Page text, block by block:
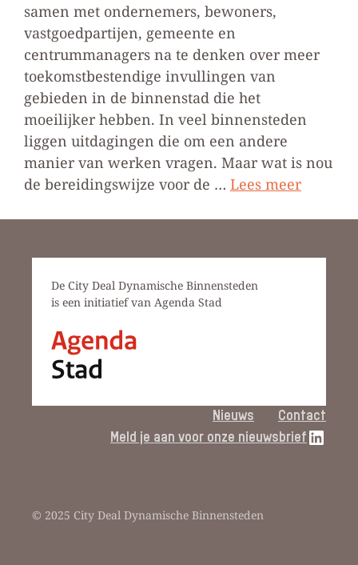
samen met ondernemers, bewoners,
vastgoedpartijen, gemeente en
centrummanagers na te denken over meer
toekomstbestendige invullingen van
gebieden in de binnenstad die het
moeilijker hebben. In veel binnensteden
liggen uitdagingen die om een andere
manier van werken vragen. Maar wat is nou
de bereidingswijze voor de … Lees meer
De City Deal Dynamische Binnensteden
is een initiatief van Agenda Stad
Nieuws
Contact
Meld je aan voor onze nieuwsbriefLinkedIn link
© 2025 City Deal Dynamische Binnensteden